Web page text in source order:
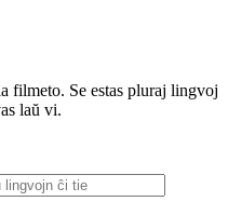
filmeto. Se estas pluraj lingvoj
laŭ vi.